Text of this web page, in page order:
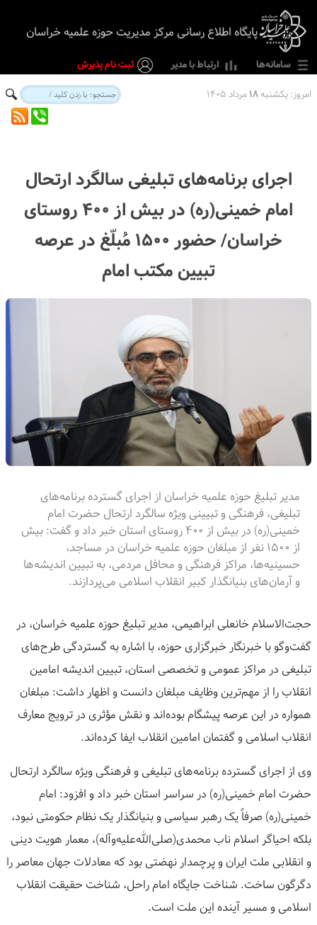
پایگاه اطلاع رسانی مرکز مدیریت حوزه علمیه خراسان
امروز:یکشنبه۱۸مرداد ۱۴۰۵
سامانه‌ها ارتباط با مدیر ثبت نام پذیرش
اجرای برنامه‌های تبلیغی سالگرد ارتحال
امام خمینی(ره) در بیش از ۴۰۰ روستای
خراسان/ حضور ۱۵۰۰ مُبلّغ در عرصه
تبیین مکتب امام
مدیر تبلیغ حوزه علمیه خراسان از اجرای گسترده برنامه‌های
تبلیغی، فرهنگی و تبیینی ویژه سالگرد ارتحال حضرت امام
خمینی(ره) در بیش از ۴۰۰ روستای استان خبر داد و گفت: بیش
از ۱۵۰۰ نفر از مبلغان حوزه علمیه خراسان در مساجد،
حسینیه‌ها، مراکز فرهنگی و محافل مردمی، به تبیین اندیشه‌ها
و آرمان‌های بنیانگذار کبیر انقلاب اسلامی می‌پردازند.
حجت‌الاسلام خانعلی ابراهیمی، مدیر تبلیغ حوزه علمیه خراسان، در
گفت‌وگو با خبرنگار خبرگزاری حوزه، با اشاره به گستردگی طرح‌های
تبلیغی در مراکز عمومی و تخصصی استان، تبیین اندیشه امامین
انقلاب را از مهم‌ترین وظایف مبلغان دانست و اظهار داشت: مبلغان
همواره در این عرصه پیشگام بوده‌اند و نقش مؤثری در ترویج معارف
انقلاب اسلامی و گفتمان امامین انقلاب ایفا کرده‌اند.
وی از اجرای گسترده برنامه‌های تبلیغی و فرهنگی ویژه سالگرد ارتحال
حضرت امام خمینی(ره) در سراسر استان خبر داد و افزود: امام
خمینی(ره) صرفاً یک رهبر سیاسی و بنیانگذار یک نظام حکومتی نبود،
بلکه احیاگر اسلام ناب محمدی(صلی‌الله‌علیه‌وآله)، معمار هویت دینی
و انقلابی ملت ایران و پرچمدار نهضتی بود که معادلات جهان معاصر را
دگرگون ساخت. شناخت جایگاه امام راحل، شناخت حقیقت انقلاب
اسلامی و مسیر آینده این ملت است.